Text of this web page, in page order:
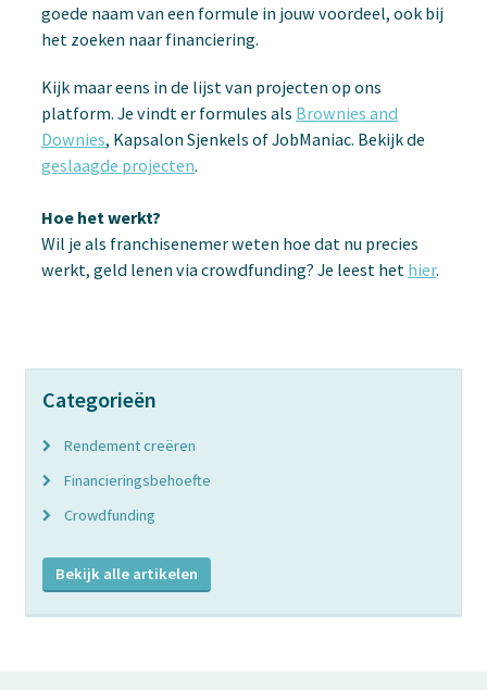
goede naam van een formule in jouw voordeel, ook bij
het zoeken naar financiering.
Kijk maar eens in de lijst van projecten op ons
platform. Je vindt er formules als Brownies and
Downies, Kapsalon Sjenkels of JobManiac. Bekijk de
geslaagde projecten.
Hoe het werkt?
Wil je als franchisenemer weten hoe dat nu precies
werkt, geld lenen via crowdfunding? Je leest het hier.
Categorieën
Rendement creëren
Financieringsbehoefte
Crowdfunding
Bekijk alle artikelen